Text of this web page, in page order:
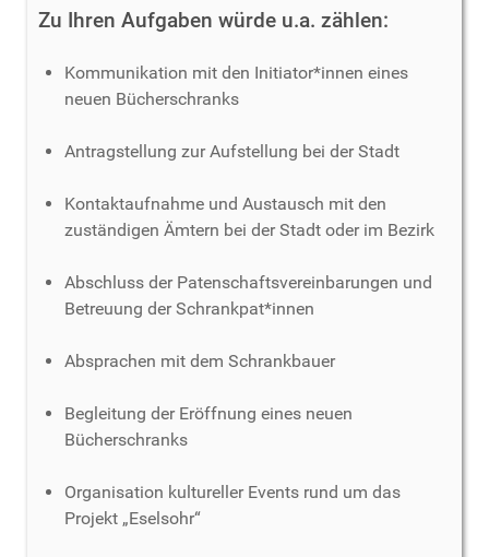
Zu Ihren Aufgaben würde u.a. zählen:
Kommunikation mit den Initiator*innen eines
neuen Bücherschranks
Antragstellung zur Aufstellung bei der Stadt
Kontaktaufnahme und Austausch mit den
zuständigen Ämtern bei der Stadt oder im Bezirk
Abschluss der Patenschaftsvereinbarungen und
Betreuung der Schrankpat*innen
Absprachen mit dem Schrankbauer
Begleitung der Eröffnung eines neuen
Bücherschranks
Organisation kultureller Events rund um das
Projekt „Eselsohr“